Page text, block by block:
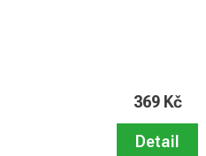
369 Kč
Detail